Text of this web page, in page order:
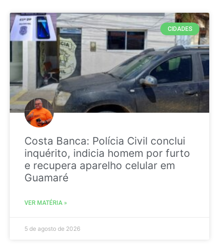
CIDADES
Costa Banca: Polícia Civil conclui
inquérito, indicia homem por furto
e recupera aparelho celular em
Guamaré
VER MATÉRIA »
5 de agosto de 2026